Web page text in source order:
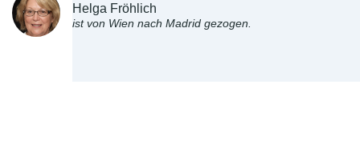
Helga Fröhlich
ist von Wien nach Madrid gezogen.